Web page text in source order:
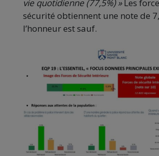
vie quotidienne (77,5%) »Les
sécurité obtiennent une note de
l’honneur est sauf.